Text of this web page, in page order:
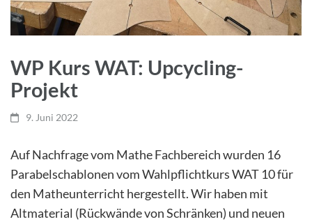
WP Kurs WAT: Upcycling-
Projekt
9. Juni 2022
Auf Nachfrage vom Mathe Fachbereich wurden 16
Parabelschablonen vom Wahlpflichtkurs WAT 10 für
den Matheunterricht hergestellt. Wir haben mit
Altmaterial (Rückwände von Schränken) und neuen